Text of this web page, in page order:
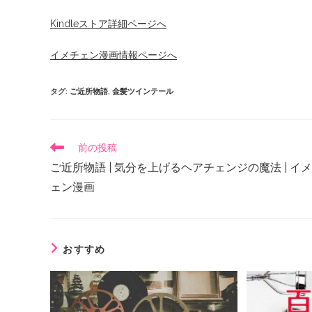
Kindleストア詳細ページへ
イメチェン漫画情報ページへ
タグ: ご近所物語, 金髪ツインテール
前の投稿
ご近所物語 | 気分を上げるヘアチェンジの魔法 | イ
ェン漫画
おすすめ